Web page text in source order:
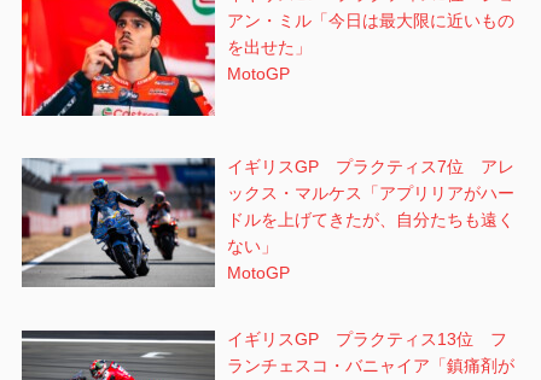
アン・ミル「今日は最大限に近いもの
を出せた」
MotoGP
イギリスGP プラクティス7位 アレ
ックス・マルケス「アプリリアがハー
ドルを上げてきたが、自分たちも遠く
ない」
MotoGP
イギリスGP プラクティス13位 フ
ランチェスコ・バニャイア「鎮痛剤が